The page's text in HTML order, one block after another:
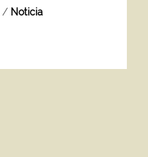
/ Noticia